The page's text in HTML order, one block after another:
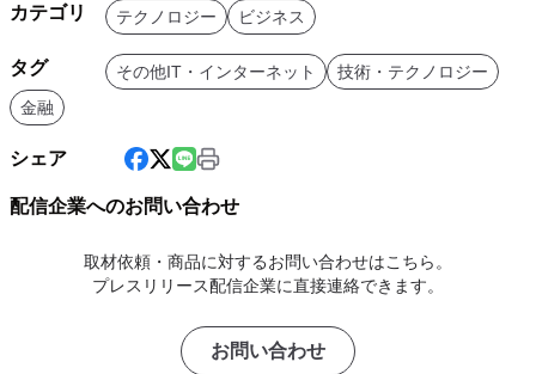
カテゴリ テクノロジー ビジネス
タグ その他IT・インターネット
技術・テクノロジー
金融
シェア
配信企業へのお問い合わせ
取材依頼・商品に対するお問い合わせはこちら。
プレスリリース配信企業に直接連絡できます。
お問い合わせ